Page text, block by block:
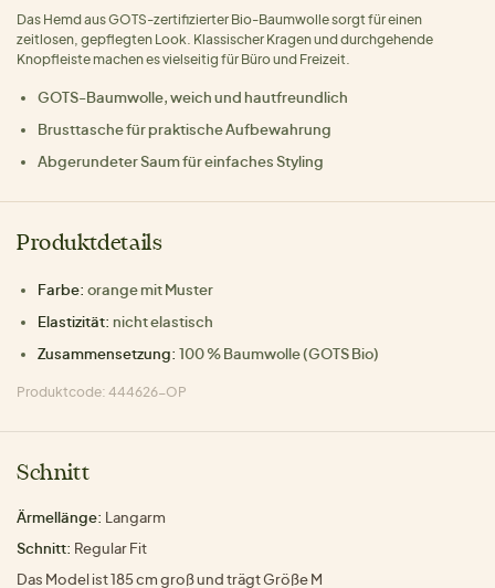
Das Hemd aus GOTS-zertifizierter Bio-Baumwolle sorgt für einen
zeitlosen, gepflegten Look. Klassischer Kragen und durchgehende
Knopfleiste machen es vielseitig für Büro und Freizeit.
GOTS-Baumwolle, weich und hautfreundlich
Brusttasche für praktische Aufbewahrung
Abgerundeter Saum für einfaches Styling
Produktdetails
Farbe: orange mit Muster
Elastizität: nicht elastisch
Zusammensetzung: 100 % Baumwolle (GOTS Bio)
Produktcode: 444626-OP
Schnitt
Ärmellänge: Langarm
Schnitt: Regular Fit
Das Model ist 185 cm groß und trägt Größe M